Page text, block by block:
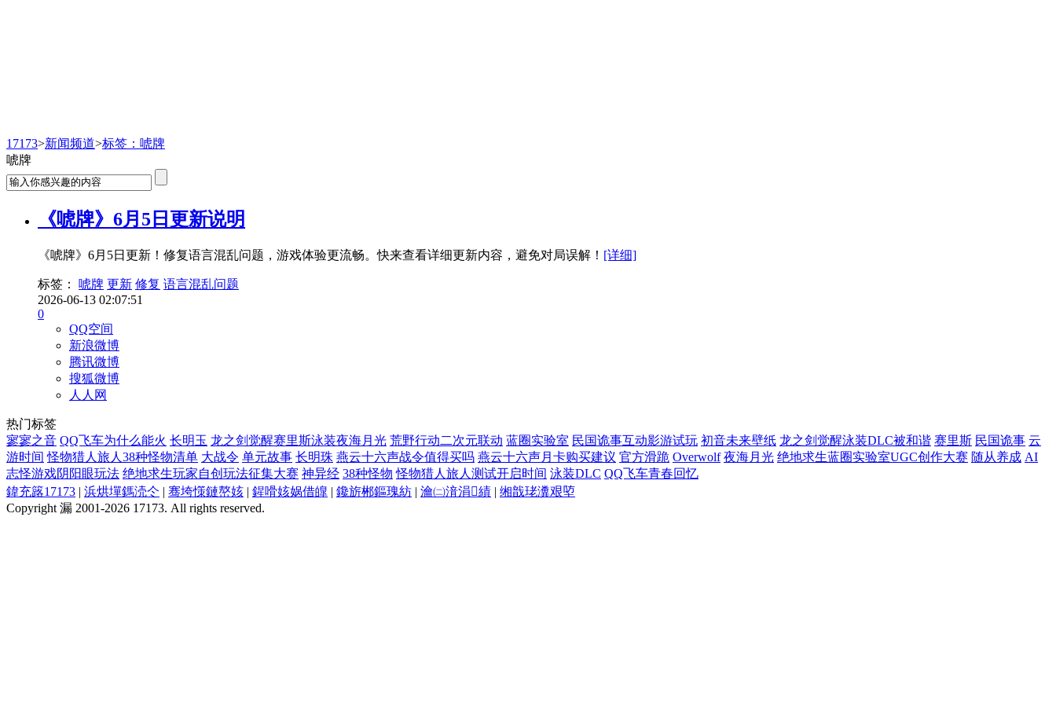
17173>新闻频道>标签：唬牌
唬牌
《唬牌》6月5日更新说明
《唬牌》6月5日更新！修复语言混乱问题，游戏体验更流畅。快来查看详细更新内容，避免对局误解！ [详细]
标签： 唬牌 更新 修复 语言混乱问题
2026-06-13 02:07:51
0
QQ空间
新浪微博
腾讯微博
搜狐微博
人人网
热门标签
寥寥之音 QQ飞车为什么能火 长明玉 龙之剑觉醒赛里斯泳装夜海月光 荒野行动二次元联动 蓝圈实验室 民国诡事互动影游试玩 初音未来壁纸 龙之剑觉醒泳装DLC被和谐 赛里斯 民国诡事 云
游时间 怪物猎人旅人38种怪物清单 大战令 单元故事 长明珠 燕云十六声战令值得买吗 燕云十六声月卡购买建议 官方滑跪 Overwolf 夜海月光 绝地求生蓝圈实验室UGC创作大赛 随从养成 AI
志怪游戏阴阳眼玩法 绝地求生玩家自创玩法征集大赛 神异经 38种怪物 怪物猎人旅人测试开启时间 泳装DLC QQ飞车青春回忆
鍏充簬17173 | 浜烘墠鎷涜仒 | 骞垮憡鏈嶅姟 | 鍟嗗姟娲借皥 | 鑱旂郴鏂瑰紡 | 瀹㈡湇涓績 | 缃戠珯瀵艰埅
Copyright 漏 2001-2026 17173. All rights reserved.